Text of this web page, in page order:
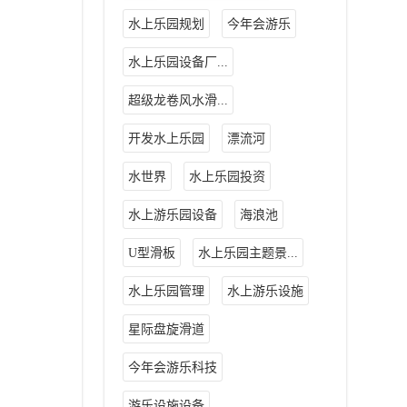
水上乐园规划 今年会游乐
水上乐园设备厂...
超级龙卷风水滑...
开发水上乐园 漂流河
水世界 水上乐园投资
水上游乐园设备 海浪池
U型滑板 水上乐园主题景...
水上乐园管理 水上游乐设施
星际盘旋滑道
今年会游乐科技